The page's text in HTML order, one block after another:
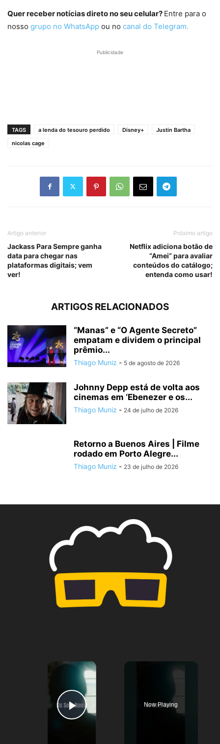
Quer receber notícias direto no seu celular? Entre para o
nosso grupo no WhatsApp ou no canal do Telegram.
Publicidade
TAGS a lenda do tesouro perdido Disney+
Justin Bartha
nicolas cage
Artigo anterior
Jackass Para Sempre ganha
data para chegar nas
plataformas digitais; vem
ver!
Próximo artigo
Netflix adiciona botão de
“Amei” para avaliar
conteúdos do catálogo;
entenda como usar!
ARTIGOS RELACIONADOS
“Manas” e “O Agente Secreto”
empatam e dividem o principal
prêmio...
Thiago Muniz - 5 de agosto de 2026
Johnny Depp está de volta aos
cinemas em ‘Ebenezer e os...
Thiago Muniz - 24 de julho de 2026
Retorno a Buenos Aires | Filme
rodado em Porto Alegre...
Thiago Muniz - 23 de julho de 2026
×
Play Video
Now Playing